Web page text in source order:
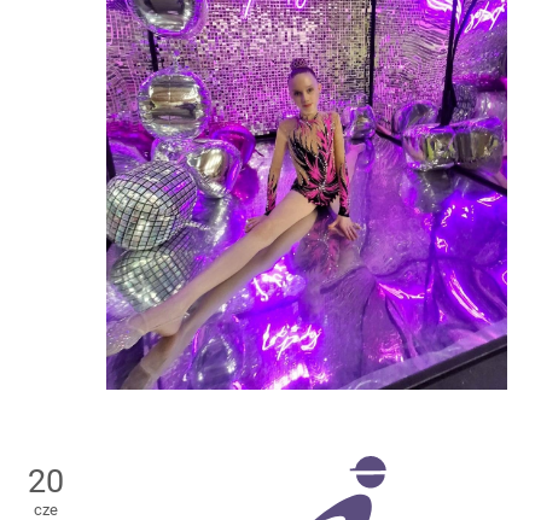
20
cze